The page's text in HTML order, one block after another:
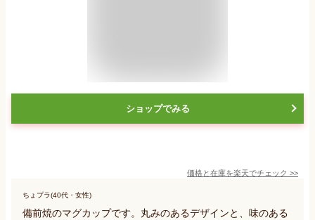
ショップでみる
価格と在庫を楽天でチェック >>
ちょプラ(40代・女性)
備前焼のマグカップです。丸みのあるデザインと、味のある